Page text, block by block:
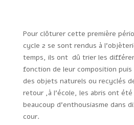
Pour clôturer cette première
cycle 2 se sont rendus à
temps, ils ont dû trier les
fonction de leur composition
des objets naturels ou recyclés
retour ,à l’école, les abris ont
beaucoup d’enthousiasme dans
cour.